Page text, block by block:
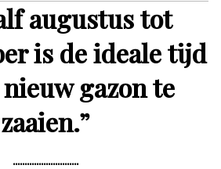
augustus tot
is de ideale tijd
gazon te
zaaien.”